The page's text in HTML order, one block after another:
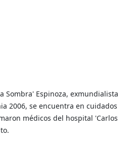
Sombra' Espinoza, exmundialista
2006, se encuentra en cuidados
médicos del hospital 'Carlos